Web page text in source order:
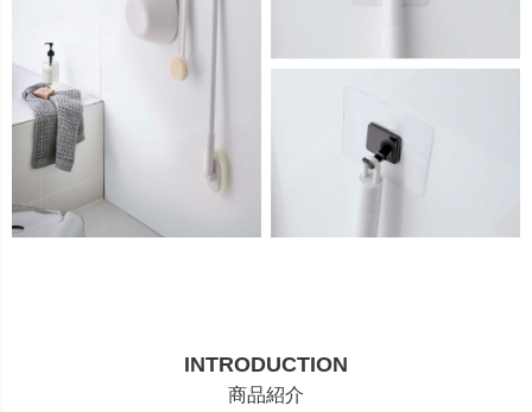
INTRODUCTION
商品紹介